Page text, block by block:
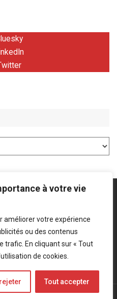
à votre vie
améliorer votre expérience
ou des contenus
trafic. En cliquant sur « Tout
de cookies.
Tout accepter
Blog - 2022